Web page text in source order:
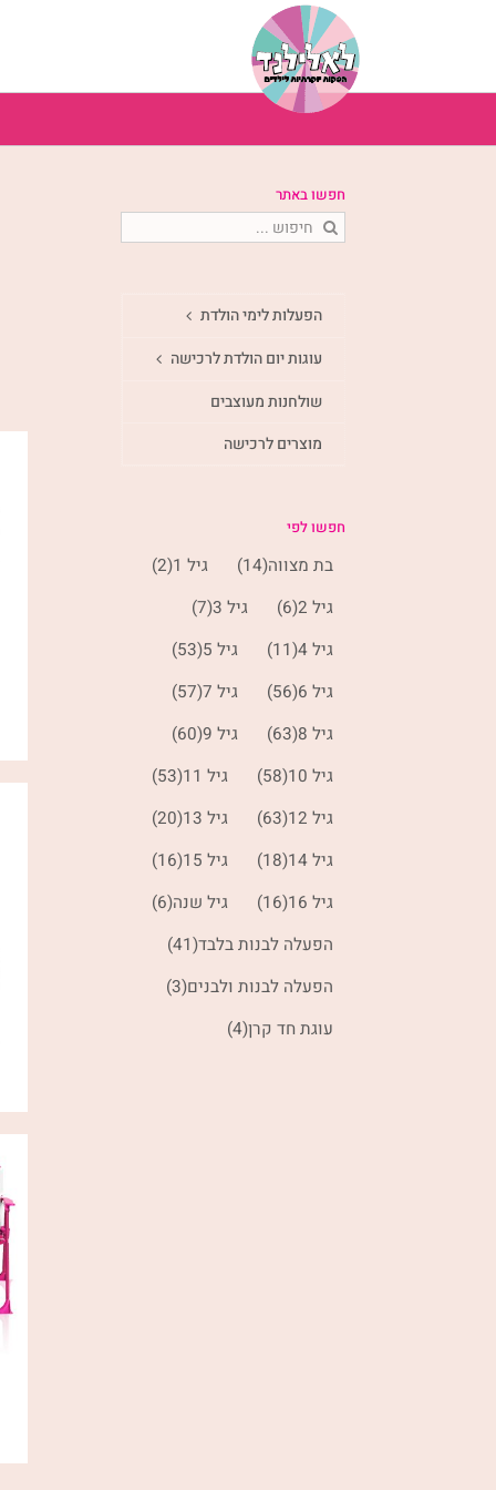
חפשו באתר
חיפוש...
הפעלות לימי הולדת
עוגות יום הולדת לרכישה
שולחנות מעוצבים
מוצרים לרכישה
חפשו לפי
בת מצווה(14) גיל 1 (2)
גיל 2 (6) גיל 3 (7)
גיל 4 (11) גיל 5 (53)
גיל 6 (56) גיל 7 (57)
גיל 8 (63) גיל 9 (60)
גיל 10
(58) גיל 11
(53)
גיל 12
(63) גיל 13
(20)
גיל 14
(18) גיל 15
(16)
גיל 16
(16) גיל שנה(6)
הפעלה לבנות בלבד(41)
הפעלה לבנות ולבנים(3)
עוגת חד קרן(4)